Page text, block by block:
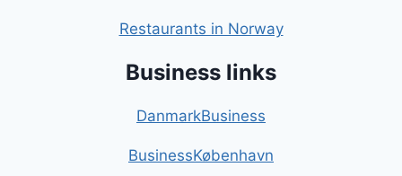
Restaurants in Norway
Business links
DanmarkBusiness
BusinessKøbenhavn